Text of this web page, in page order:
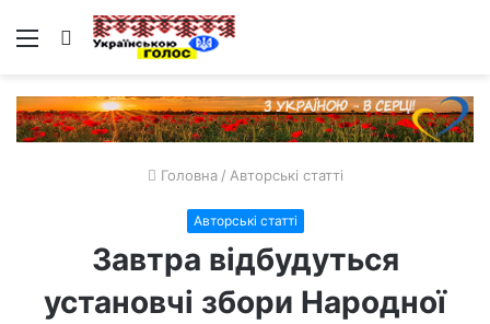
Меню Пошук
Головна / Авторські статті
Авторські статті
Завтра відбудуться
установчі збори Народної